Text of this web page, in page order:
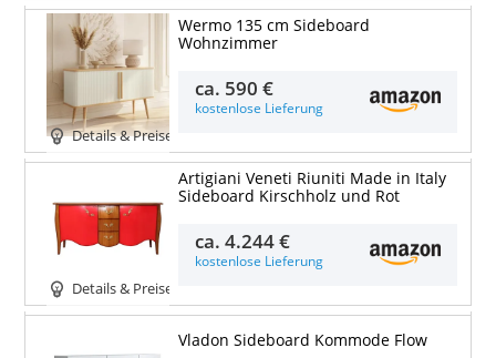
Details & Preise
Wermo 135 cm Sideboard
Wohnzimmer
ca. 590 €
kostenlose Lieferung
Details & Preise
Artigiani Veneti Riuniti Made in Italy
Sideboard Kirschholz und Rot
ca.4.244 €
kostenlose Lieferung
Vladon Sideboard Kommode Flow